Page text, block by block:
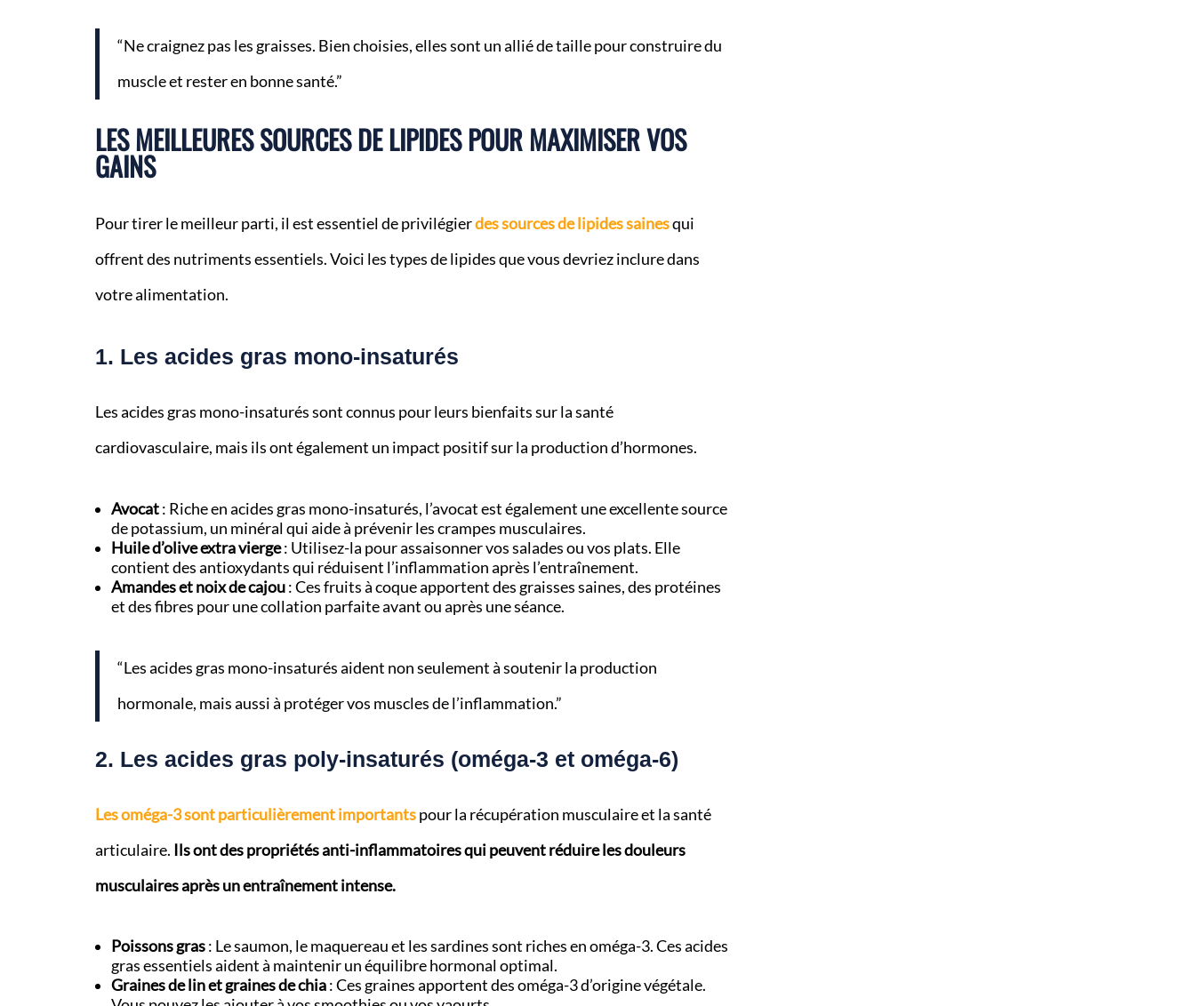
“Ne craignez pas les graisses. Bien choisies, elles sont un allié de taille pour construire du
muscle et rester en bonne santé.”
LES MEILLEURES SOURCES DE LIPIDES POUR MAXIMISER VOS
GAINS
Pour tirer le meilleur parti, il est essentiel de privilégierdes sources de lipides sainesqui
offrent des nutriments essentiels. Voici les types de lipides que vous devriez inclure dans
votre alimentation.
1. Les acides gras mono-insaturés
Les acides gras mono-insaturés sont connus pour leurs bienfaits sur la santé
cardiovasculaire, mais ils ont également un impact positif sur la production d’hormones.
Avocat: Riche en acides gras mono-insaturés, l’avocat est également une excellente source
de potassium, un minéral qui aide à prévenir les crampes musculaires.
Huile d’olive extra vierge: Utilisez-la pour assaisonner vos salades ou vos plats. Elle
contient des antioxydants qui réduisent l’inflammation après l’entraînement.
Amandes et noix de cajou: Ces fruits à coque apportent des graisses saines, des protéines
et des fibres pour une collation parfaite avant ou après une séance.
“Les acides gras mono-insaturés aident non seulement à soutenir la production
hormonale, mais aussi à protéger vos muscles de l’inflammation.”
2. Les acides gras poly-insaturés (oméga-3 et oméga-6)
Les oméga-3 sont particulièrement importantspour la récupération musculaire et la santé
articulaire. Ils ont des propriétés anti-inflammatoires qui peuvent réduire les douleurs
musculaires après un entraînement intense.
Poissons gras: Le saumon, le maquereau et les sardines sont riches en oméga-3. Ces acides
gras essentiels aident à maintenir un équilibre hormonal optimal.
Graines de lin et graines de chia: Ces graines apportent des oméga-3 d’origine végétale.